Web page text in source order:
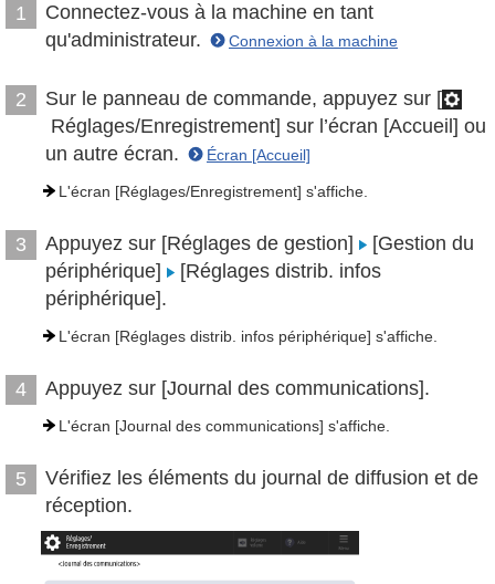
1
Connectez-vous à la machine en tant
qu'administrateur.
Connexion à la machine
2
Sur le panneau de commande, appuyez sur [
Réglages/Enregistrement] sur l’écran [Accueil] ou
un autre écran.
Écran [Accueil]
L'écran [Réglages/Enregistrement] s'affiche.
3 Appuyez sur [Réglages de gestion]
[Gestion du
périphérique]
[Réglages distrib. infos
périphérique].
L'écran [Réglages distrib. infos périphérique] s'affiche.
4 Appuyez sur [Journal des communications].
L'écran [Journal des communications] s'affiche.
5
Vérifiez les éléments du journal de diffusion et de
réception.